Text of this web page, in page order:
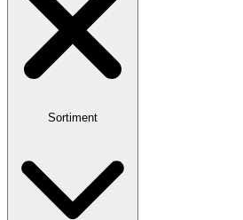
Sortiment